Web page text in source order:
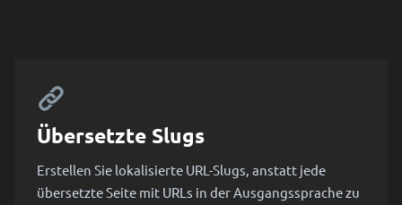
Übersetzte Slugs
Erstellen Sie lokalisierte URL-Slugs, anstatt jede
übersetzte Seite mit URLs in der Ausgangssprache zu